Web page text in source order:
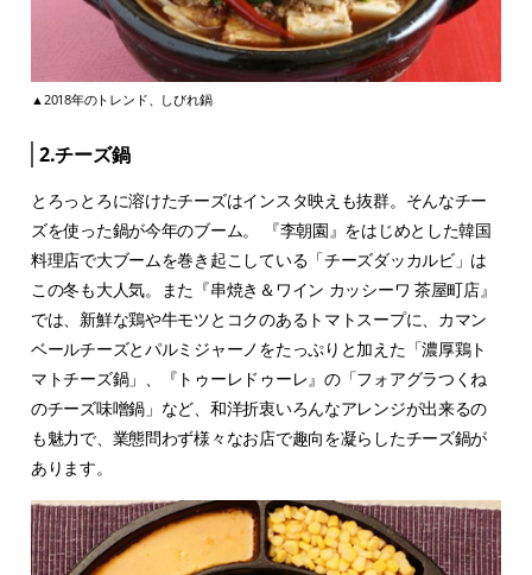
▲2018年のトレンド、しびれ鍋
2.チーズ鍋
とろっとろに溶けたチーズはインスタ映えも抜群。そんなチー
ズを使った鍋が今年のブーム。 『李朝園』をはじめとした韓国
料理店で大ブームを巻き起こしている「チーズダッカルビ」は
この冬も大人気。また『串焼き＆ワイン カッシーワ 茶屋町店』
では、新鮮な鶏や牛モツとコクのあるトマトスープに、カマン
ベールチーズとパルミジャーノをたっぷりと加えた「濃厚鶏ト
マトチーズ鍋」、『トゥーレドゥーレ』の「フォアグラつくね
のチーズ味噌鍋」など、和洋折衷いろんなアレンジが出来るの
も魅力で、業態問わず様々なお店で趣向を凝らしたチーズ鍋が
あります。